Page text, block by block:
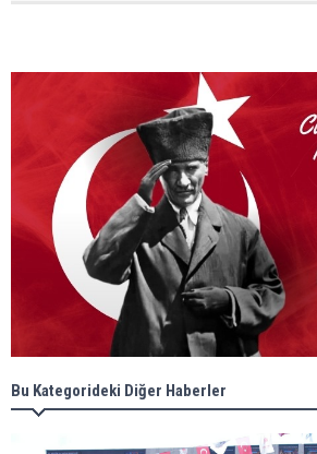
Bu Kategorideki Diğer Haberler